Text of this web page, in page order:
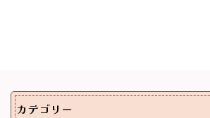
カテゴリー